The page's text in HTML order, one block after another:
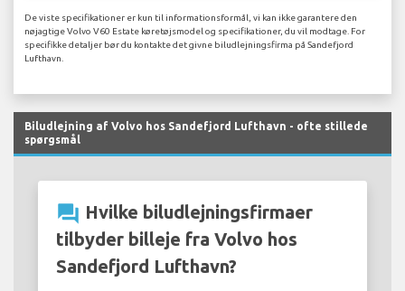
De viste specifikationer er kun til informationsformål, vi kan ikke garantere den
nøjagtige Volvo V60 Estate køretøjsmodel og specifikationer, du vil modtage. For
specifikke detaljer bør du kontakte det givne biludlejningsfirma på Sandefjord
Lufthavn.
Biludlejning af Volvo hos Sandefjord Lufthavn - ofte stillede
spørgsmål
question_answer Hvilke biludlejningsfirmaer
tilbyder billeje fra Volvo hos
Sandefjord Lufthavn?